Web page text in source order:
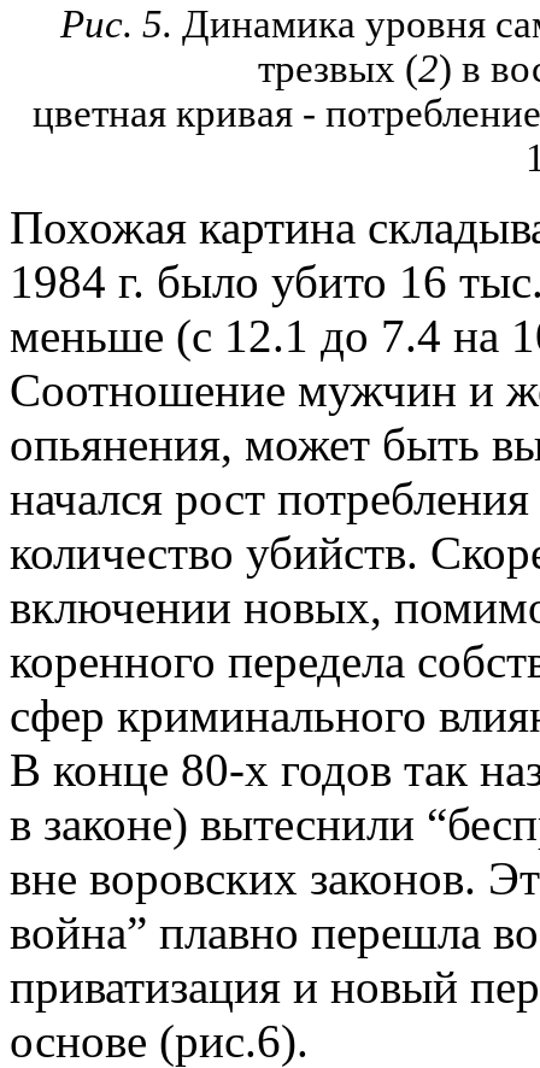
Рис. 5. Динамика уровня
трезвых (2) в
цветная кривая -
Похожая картина
1984 г. было убито 16
меньше (с 12.1 до 7.4 на
Соотношение мужчин и
опьянения, может быть
начался рост
количество убийств.
включении новых,
коренного передела
сфер криминального
В конце 80-х годов так
в законе) вытеснили
вне воровских законов.
война” плавно перешла
приватизация и новый
основе (рис.6).